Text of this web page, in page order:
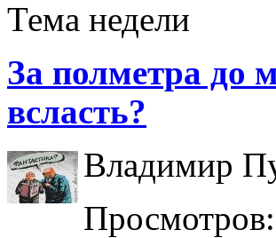
Тема недели
За полметра до
всласть?
Владимир
Просмотров: